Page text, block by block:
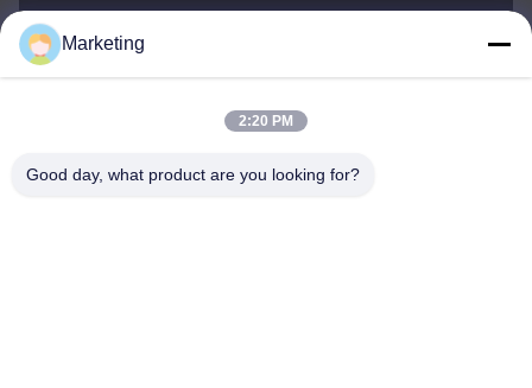
0086-755-84567286
Marketing
2:20 PM
Good day, what product are you looking for?